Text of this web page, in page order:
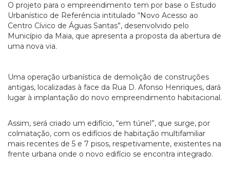
O projeto para o empreendimento tem por base o Estudo
Urbanístico de Referência intitulado “Novo Acesso ao
Centro Cívico de Águas Santas”, desenvolvido pelo
Município da Maia, que apresenta a proposta da abertura de
uma nova via.
Uma operação urbanística de demolição de construções
antigas, localizadas à face da Rua D. Afonso Henriques, dará
lugar à implantação do novo empreendimento habitacional.
Assim, será criado um edifício, “em túnel”, que surge, por
colmatação, com os edifícios de habitação multifamiliar
mais recentes de 5 e 7 pisos, respetivamente, existentes na
frente urbana onde o novo edifício se encontra integrado.